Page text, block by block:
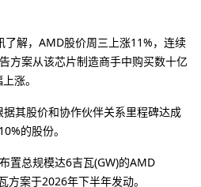
解，AMD股价周三上涨11%，连续
方案从该芯片制造商手中购买数十亿
涨。
其股价和协作伙伴关系里程碑达成
的股份。
置总规模达6吉瓦(GW)的AMD
案于2026年下半年发动‌。